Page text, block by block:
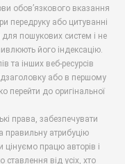
обов’язкового вказання
передруку або цитуванні
пошукових систем і не
його індексацію.
та інших веб-ресурсів
або в першому
перейти до оригінальної
права, забезпечувати
правильну атрибуцію
цінуємо працю авторів і
ставлення від усіх, хто